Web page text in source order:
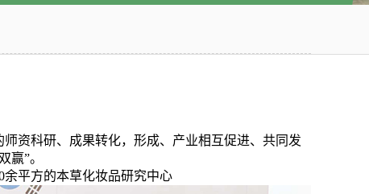
资科研、成果转化，形成、产业相互促进、共同发
赢”。
平方的本草化妆品研究中心